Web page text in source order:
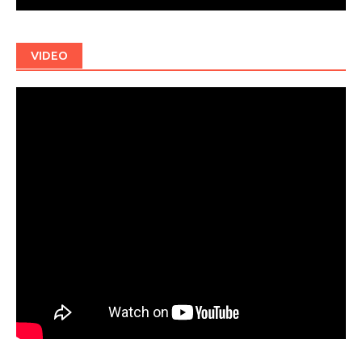
VIDEO